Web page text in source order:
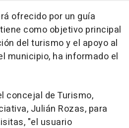
ofrecido por un guía
como objetivo principal
del turismo y el apoyo al
municipio, ha informado el
concejal de Turismo,
Julián Rozas, para
"el usuario